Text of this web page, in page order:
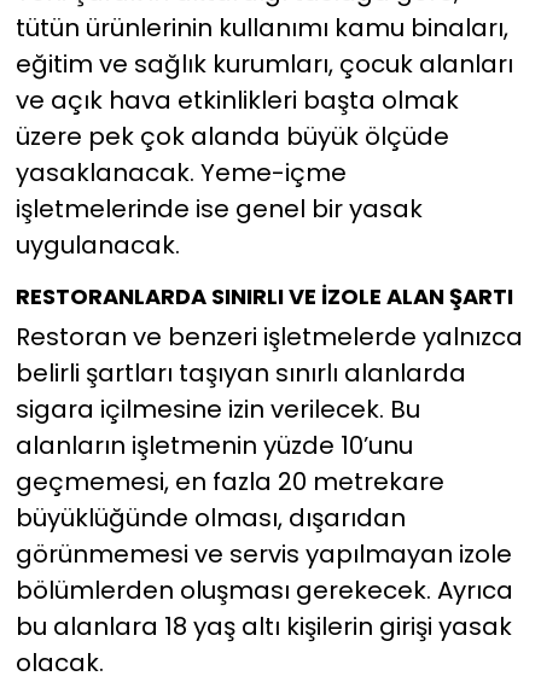
tütün ürünlerinin kullanımı kamu binaları,
eğitim ve sağlık kurumları, çocuk alanları
ve açık hava etkinlikleri başta olmak
üzere pek çok alanda büyük ölçüde
yasaklanacak. Yeme-içme
işletmelerinde ise genel bir yasak
uygulanacak.
RESTORANLARDA SINIRLI VE İZOLE ALAN ŞARTI
Restoran ve benzeri işletmelerde yalnızca
belirli şartları taşıyan sınırlı alanlarda
sigara içilmesine izin verilecek. Bu
alanların işletmenin yüzde 10’unu
geçmemesi, en fazla 20 metrekare
büyüklüğünde olması, dışarıdan
görünmemesi ve servis yapılmayan izole
bölümlerden oluşması gerekecek. Ayrıca
bu alanlara 18 yaş altı kişilerin girişi yasak
olacak.